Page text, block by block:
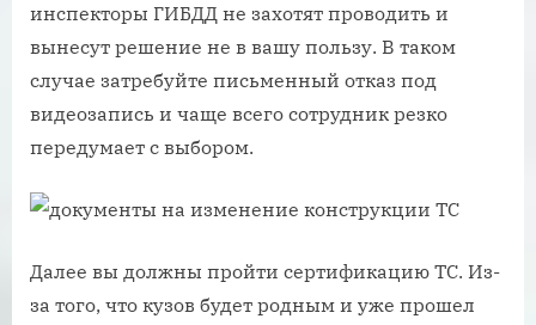
инспекторы ГИБДД не захотят проводить и
вынесут решение не в вашу пользу. В таком
случае затребуйте письменный отказ под
видеозапись и чаще всего сотрудник резко
передумает с выбором.
Далее вы должны пройти сертификацию ТС. Из-
за того, что кузов будет родным и уже прошел